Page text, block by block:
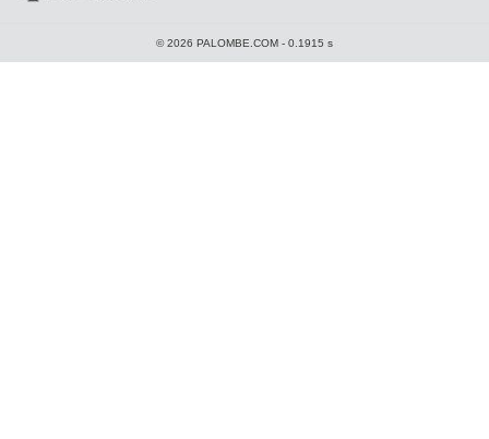
© 2026 PALOMBE.COM - 0.1915 s